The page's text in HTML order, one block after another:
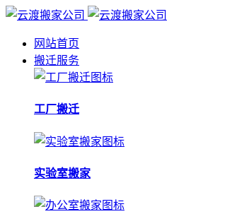
网站首页
搬迁服务
工厂搬迁
实验室搬家